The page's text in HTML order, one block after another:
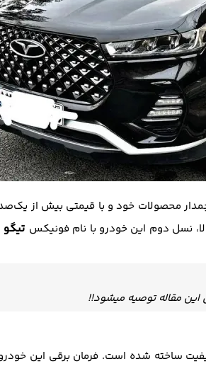
محصولات خود و با قیمتی بیش از
نسل دوم این خودرو با نام فونیکس تیگو 7 پرو
این مقاله توصیه میشود!!
ساخته شده است. فرمان برقی این